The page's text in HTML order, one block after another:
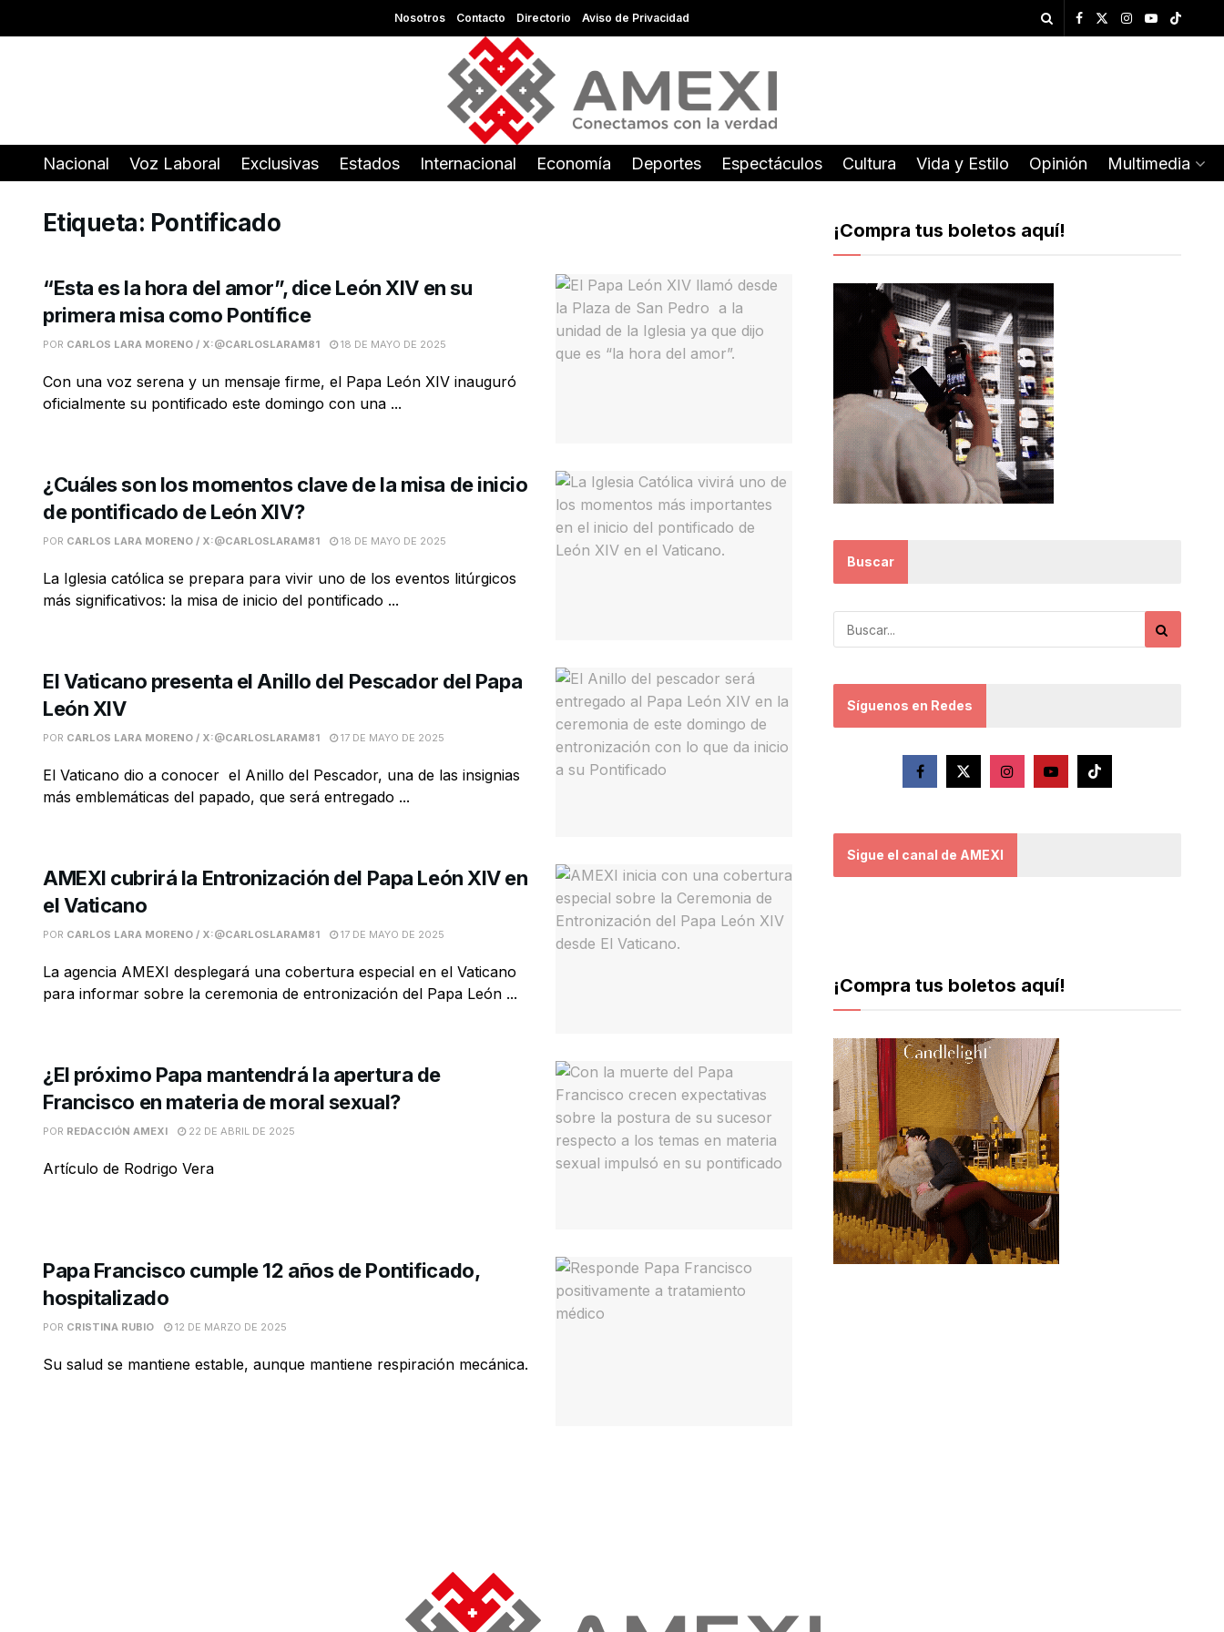
Nosotros Contacto Directorio Aviso de Privacidad
Nacional Voz Laboral Exclusivas Estados Internacional Economía Deportes Espectáculos Cultura Vida y Estilo Opinión Multimedia
Etiqueta: Pontificado
“Esta es la hora del amor”, dice León XIV en su
primera misa como Pontífice
POR CARLOS LARA MORENO / X:@CARLOSLARAM81 18 DE MAYO DE 2025
Con una voz serena y un mensaje firme, el Papa León XIV inauguró
oficialmente su pontificado este domingo con una ...
¿Cuáles son los momentos clave de la misa de inicio
de pontificado de León XIV?
POR CARLOS LARA MORENO / X:@CARLOSLARAM81 18 DE MAYO DE 2025
La Iglesia católica se prepara para vivir uno de los eventos litúrgicos
más significativos: la misa de inicio del pontificado ...
El Vaticano presenta el Anillo del Pescador del Papa
León XIV
POR CARLOS LARA MORENO / X:@CARLOSLARAM81 17 DE MAYO DE 2025
El Vaticano dio a conocer el Anillo del Pescador, una de las insignias
más emblemáticas del papado, que será entregado ...
AMEXI cubrirá la Entronización del Papa León XIV en
el Vaticano
POR CARLOS LARA MORENO / X:@CARLOSLARAM81 17 DE MAYO DE 2025
La agencia AMEXI desplegará una cobertura especial en el Vaticano
para informar sobre la ceremonia de entronización del Papa León ...
¿El próximo Papa mantendrá la apertura de
Francisco en materia de moral sexual?
POR REDACCIÓN AMEXI 22 DE ABRIL DE 2025
Artículo de Rodrigo Vera
Papa Francisco cumple 12 años de Pontificado,
hospitalizado
POR CRISTINA RUBIO 12 DE MARZO DE 2025
Su salud se mantiene estable, aunque mantiene respiración mecánica.
¡Compra tus boletos aquí!
Buscar
Síguenos en Redes
Sigue el canal de AMEXI
¡Compra tus boletos aquí!